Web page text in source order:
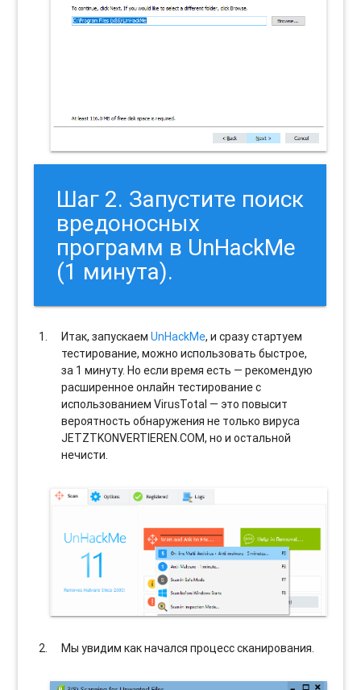
Шаг 2. Запустите поиск
вредоносных
программ в UnHackMe
(1 минута).
Итак, запускаемUnHackMe, и сразу стартуем
тестирование, можно использовать быстрое,
за 1 минуту. Но если время есть — рекомендую
расширенное онлайн тестирование с
использованием VirusTotal — это повысит
вероятность обнаружения не только вируса
JETZTKONVERTIEREN.COM, но и остальной
нечисти.
Мы увидим как начался процесс сканирования.